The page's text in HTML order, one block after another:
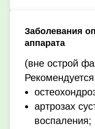
Заболевания
аппарата
(вне острой
артрозах
воспаления;